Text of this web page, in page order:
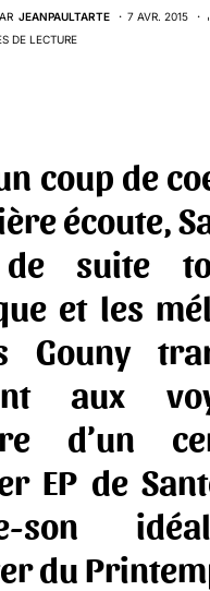
JEANPAULTARTE 7 AVR. 2015
DE LECTURE
coup de
écoute,
suite
et les
Gouny
aux
d’un
EP de
son
du